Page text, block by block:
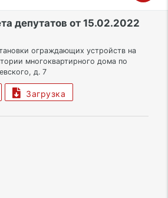
депутатов от 15.02.2022
ограждающих устройств на
многоквартирного дома по
д. 7
Загрузка